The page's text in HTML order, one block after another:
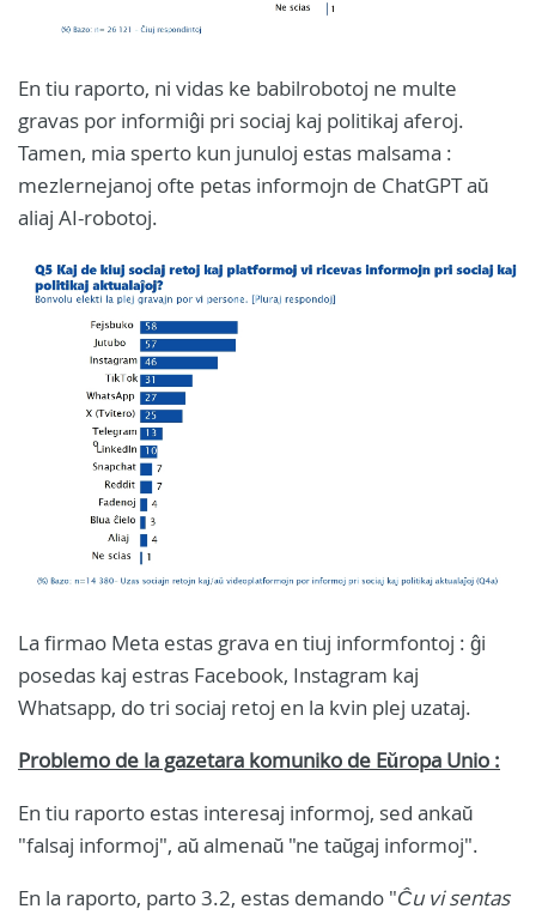
En tiu raporto, ni vidas ke babilrobotoj ne multe
gravas por informiĝi pri sociaj kaj politikaj aferoj.
Tamen, mia sperto kun junuloj estas malsama :
mezlernejanoj ofte petas informojn de ChatGPT aŭ
aliaj AI-robotoj.
La firmao Meta estas grava en tiuj informfontoj : ĝi
posedas kaj estras Facebook, Instagram kaj
Whatsapp, do tri sociaj retoj en la kvin plej uzataj.
Problemo de la gazetara komuniko de Eŭropa Unio :
En tiu raporto estas interesaj informoj, sed ankaŭ
"falsaj informoj", aŭ almenaŭ "ne taŭgaj informoj".
En la raporto, parto 3.2, estas demando "Ĉu vi sentas